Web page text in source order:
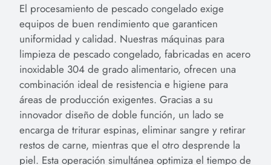
El procesamiento de pescado congelado exige
equipos de buen rendimiento que garanticen
uniformidad y calidad. Nuestras máquinas para
limpieza de pescado congelado, fabricadas en acero
inoxidable 304 de grado alimentario, ofrecen una
combinación ideal de resistencia e higiene para
áreas de producción exigentes. Gracias a su
innovador diseño de doble función, un lado se
encarga de triturar espinas, eliminar sangre y retirar
restos de carne, mientras que el otro desprende la
piel. Esta operación simultánea optimiza el tiempo de